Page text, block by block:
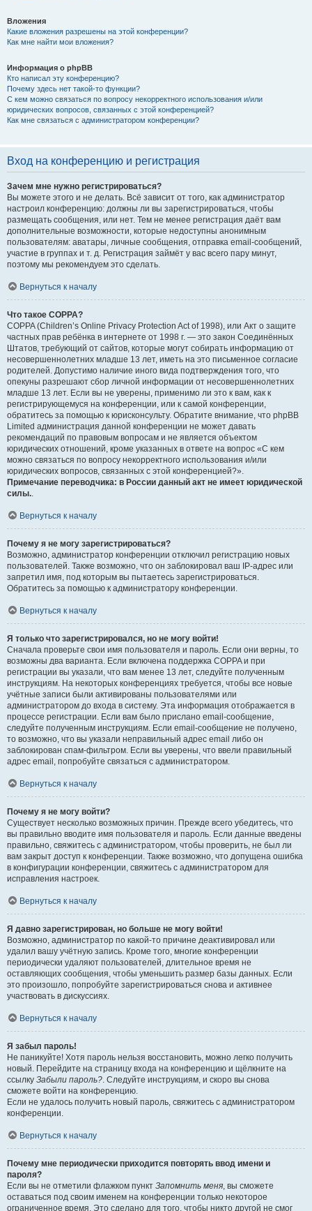
Вложения
Какие вложения разрешены на этой конференции?
Как мне найти мои вложения?
Информация о phpBB
Кто написал эту конференцию?
Почему здесь нет такой-то функции?
С кем можно связаться по вопросу некорректного использования и/или
юридических вопросов, связанных с этой конференцией?
Как мне связаться с администратором конференции?
Вход на конференцию и регистрация
Зачем мне нужно регистрироваться?
Вы можете этого и не делать. Всё зависит от того, как администратор
настроил конференцию: должны ли вы зарегистрироваться, чтобы
размещать сообщения, или нет. Тем не менее регистрация даёт вам
дополнительные возможности, которые недоступны анонимным
пользователям: аватары, личные сообщения, отправка email-сообщений,
участие в группах и т. д. Регистрация займёт у вас всего пару минут,
поэтому мы рекомендуем это сделать.
Вернуться к началу
Что такое COPPA?
COPPA (Children’s Online Privacy Protection Act of 1998), или Акт о защите
частных прав ребёнка в интернете от 1998 г. — это закон Соединённых
Штатов, требующий от сайтов, которые могут собирать информацию от
несовершеннолетних младше 13 лет, иметь на это письменное согласие
родителей. Допустимо наличие иного вида подтверждения того, что
опекуны разрешают сбор личной информации от несовершеннолетних
младше 13 лет. Если вы не уверены, применимо ли это к вам, как к
регистрирующемуся на конференции, или к самой конференции,
обратитесь за помощью к юрисконсульту. Обратите внимание, что phpBB
Limited администрация данной конференции не может давать
рекомендаций по правовым вопросам и не является объектом
юридических отношений, кроме указанных в ответе на вопрос «С кем
можно связаться по вопросу некорректного использования и/или
юридических вопросов, связанных с этой конференцией?».
Примечание переводчика: в России данный акт не имеет юридической
силы..
Вернуться к началу
Почему я не могу зарегистрироваться?
Возможно, администратор конференции отключил регистрацию новых
пользователей. Также возможно, что он заблокировал ваш IP-адрес или
запретил имя, под которым вы пытаетесь зарегистрироваться.
Обратитесь за помощью к администратору конференции.
Вернуться к началу
Я только что зарегистрировался, но не могу войти!
Сначала проверьте свои имя пользователя и пароль. Если они верны, то
возможны два варианта. Если включена поддержка COPPA и при
регистрации вы указали, что вам менее 13 лет, следуйте полученным
инструкциям. На некоторых конференциях требуется, чтобы все новые
учётные записи были активированы пользователями или
администратором до входа в систему. Эта информация отображается в
процессе регистрации. Если вам было прислано email-сообщение,
следуйте полученным инструкциям. Если email-сообщение не получено,
то возможно, что вы указали неправильный адрес email либо он
заблокирован спам-фильтром. Если вы уверены, что ввели правильный
адрес email, попробуйте связаться с администратором.
Вернуться к началу
Почему я не могу войти?
Существует несколько возможных причин. Прежде всего убедитесь, что
вы правильно вводите имя пользователя и пароль. Если данные введены
правильно, свяжитесь с администратором, чтобы проверить, не был ли
вам закрыт доступ к конференции. Также возможно, что допущена ошибка
в конфигурации конференции, свяжитесь с администратором для
исправления настроек.
Вернуться к началу
Я давно зарегистрирован, но больше не могу войти!
Возможно, администратор по какой-то причине деактивировал или
удалил вашу учётную запись. Кроме того, многие конференции
периодически удаляют пользователей, длительное время не
оставляющих сообщения, чтобы уменьшить размер базы данных. Если
это произошло, попробуйте зарегистрироваться снова и активнее
участвовать в дискуссиях.
Вернуться к началу
Я забыл пароль!
Не паникуйте! Хотя пароль нельзя восстановить, можно легко получить
новый. Перейдите на страницу входа на конференцию и щёлкните на
ссылку Забыли пароль?. Следуйте инструкциям, и скоро вы снова
сможете войти на конференцию.
Если не удалось получить новый пароль, свяжитесь с администратором
конференции.
Вернуться к началу
Почему мне периодически приходится повторять ввод имени и
пароля?
Если вы не отметили флажком пункт Запомнить меня, вы сможете
оставаться под своим именем на конференции только некоторое
ограниченное время. Это сделано для того, чтобы никто другой не смог